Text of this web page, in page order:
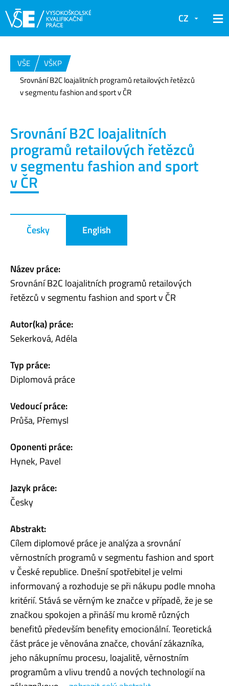
CZ
VŠE
VŠKP
Srovnání B2C loajalitních programů retailových řetězců
v segmentu fashion and sport v ČR
Srovnání B2C loajalitních
programů retailových řetězců
v segmentu fashion and sport
v ČR
Česky English
Název práce:
Srovnání B2C loajalitních programů retailových
řetězců v segmentu fashion and sport v ČR
Autor(ka) práce:
Sekerková, Adéla
Typ práce:
Diplomová práce
Vedoucí práce:
Průša, Přemysl
Oponenti práce:
Hynek, Pavel
Jazyk práce:
Česky
Abstrakt:
Cílem diplomové práce je analýza a srovnání
věrnostních programů v segmentu fashion and sport
v České republice. Dnešní spotřebitel je velmi
informovaný a rozhoduje se při nákupu podle mnoha
kritérií. Stává se věrným ke značce v případě, že je se
značkou spokojen a přináší mu kromě různých
benefitů především benefity emocionální. Teoretická
část práce je věnována značce, chování zákazníka,
jeho nákupnímu procesu, loajalitě, věrnostním
programům a vlivu trendů a nových technologií na